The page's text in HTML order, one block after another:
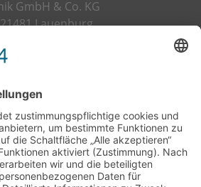
GmbH & Co. KG
Lauenburg